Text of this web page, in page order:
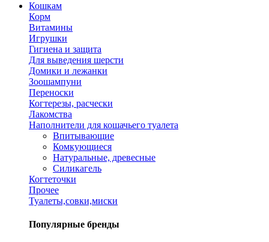
Кошкам
Корм
Витамины
Игрушки
Гигиена и защита
Для выведения шерсти
Домики и лежанки
Зоошампуни
Переноски
Когтерезы, расчески
Лакомства
Наполнители для кошачьего туалета
Впитывающие
Комкующиеся
Натуральные, древесные
Силикагель
Когтеточки
Прочее
Туалеты,совки,миски
Популярные бренды